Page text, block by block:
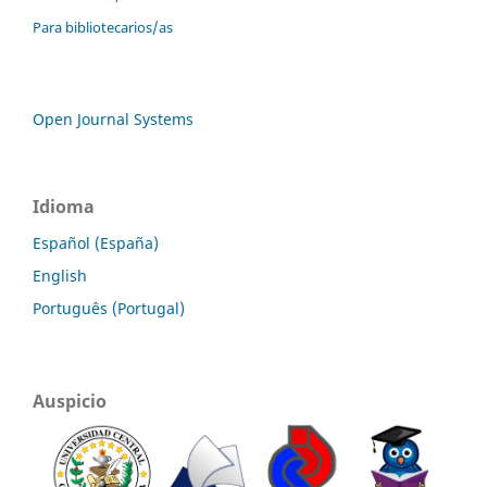
Para bibliotecarios/as
Open Journal Systems
Idioma
Español (España)
English
Português (Portugal)
Auspicio